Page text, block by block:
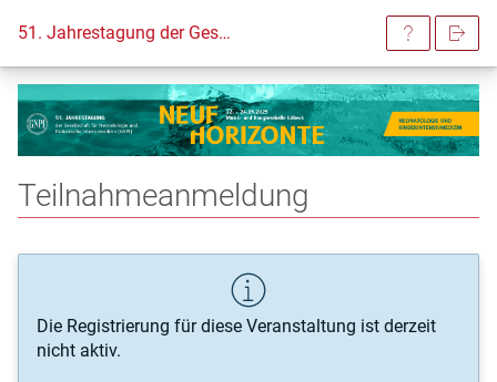
51. Jahrestagung der Gesellschaft für Neonatologie und Pädiatrische Intensivmedizin 2025
Teilnahmeanmeldung
Die Registrierung für diese Veranstaltung ist derzeit
nicht aktiv.